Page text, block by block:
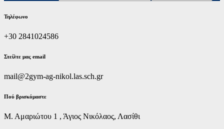
Τηλέφωνο
+30 2841024586
Στείλτε μας email
mail@2gym-ag-nikol.las.sch.gr
Πoύ βρισκόμαστε
Μ. Αμαριώτου 1 , Άγιος Νικόλαος, Λασίθι